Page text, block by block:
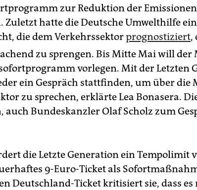
zur Reduktion der
Zuletzt hatte die Deutsche Umwelthilfe
die dem Verkehrssektor prognostiziert,
zu sprengen. Bis Mitte Mai will
vorlegen. Mit der Letzten
ein Gespräch stattfinden, um über die
zu sprechen, erklärte Lea Bonasera.
auch Bundeskanzler Olaf Scholz zum
die Letzte Generation ein Tempolimit
9-Euro-Ticket als
Deutschland-Ticket kritisiert sie, dass es